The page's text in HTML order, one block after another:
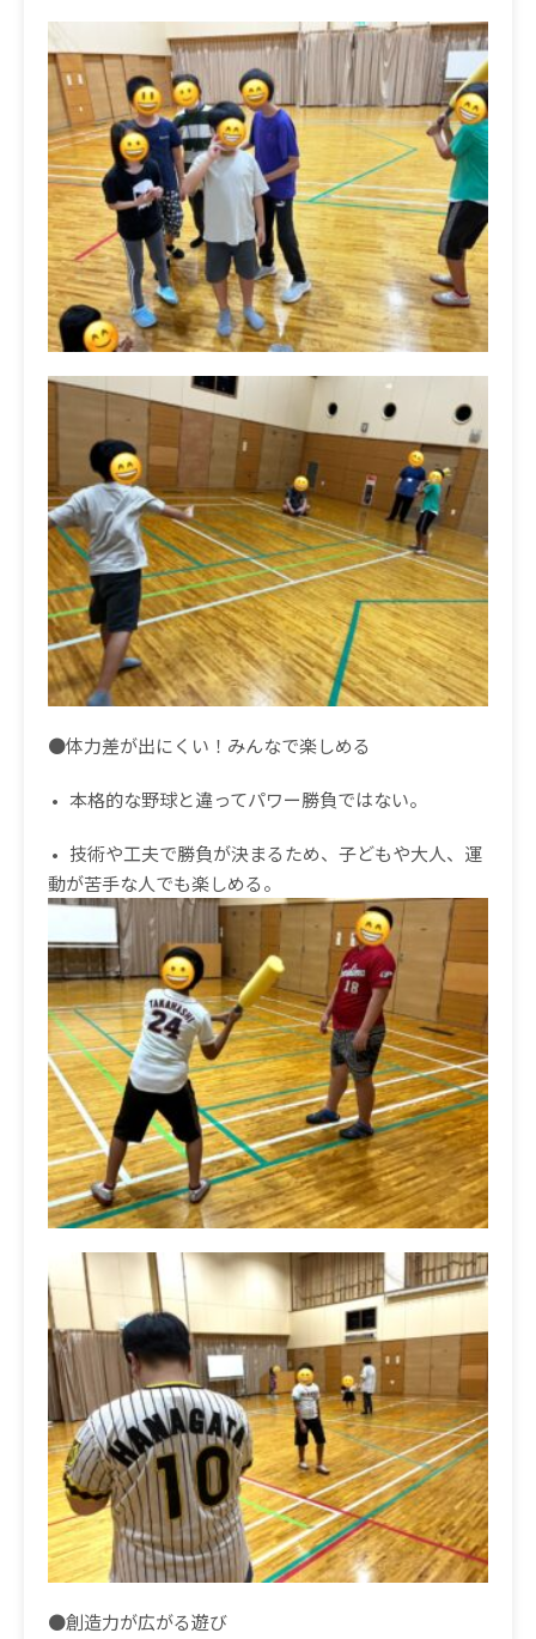
●体力差が出にくい！みんなで楽しめる
• 本格的な野球と違ってパワー勝負ではない。
• 技術や工夫で勝負が決まるため、子どもや大人、運
動が苦手な人でも楽しめる。
●創造力が広がる遊び